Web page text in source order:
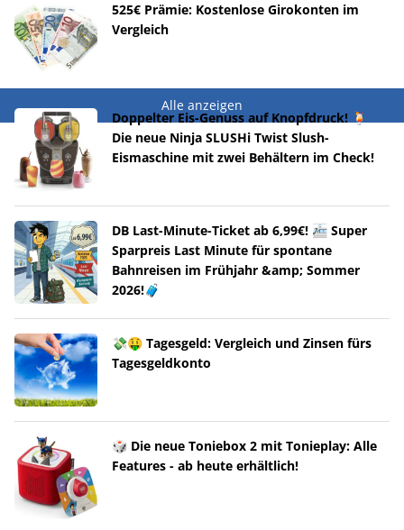
525€ Prämie: Kostenlose Girokonten im
Vergleich
Alle anzeigen
Doppelter Eis-Genuss auf Knopfdruck! 🍹
Die neue Ninja SLUSHi Twist Slush-
Eismaschine mit zwei Behältern im Check!
DB Last-Minute-Ticket ab 6,99€! 🚈 Super
Sparpreis Last Minute für spontane
Bahnreisen im Frühjahr &amp; Sommer
2026!🧳
💸🤑 Tagesgeld: Vergleich und Zinsen fürs
Tagesgeldkonto
🎲 Die neue Toniebox 2 mit Tonieplay: Alle
Features - ab heute erhältlich!